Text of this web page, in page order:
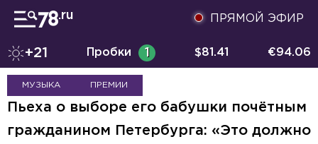
ПРЯМОЙ ЭФИР
+21 Пробки 1 $81.41 €94.06
МУЗЫКА ПРЕМИИ
Пьеха о выборе его бабушки почётным
гражданином Петербурга: «Это должно